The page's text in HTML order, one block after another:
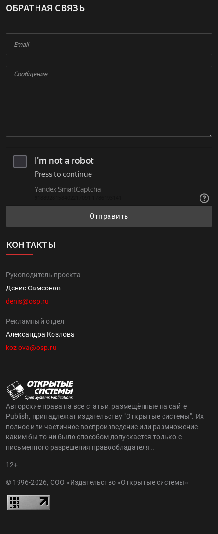
ОБРАТНАЯ СВЯЗЬ
Отправить
КОНТАКТЫ
Руководитель проекта
Денис Самсонов
denis@osp.ru
Рекламный отдел
Александра Козлова
kozlova@osp.ru
Авторские права на все статьи, размещённые на сайте
Publish, принадлежат издательству "Открытые системы". Их
полное или частичное воспроизведение или размножение
каким бы то ни было способом допускается только с
письменного разрешения правообладателя..
12+
© 1996-2026, ООО «Издательство «Открытые системы»